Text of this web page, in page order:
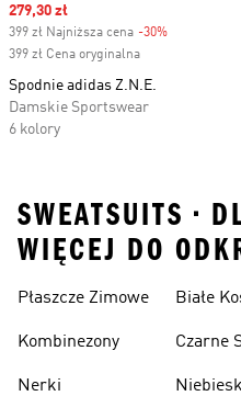
Sale price
279,30 zł
399 zł Najniższa cena -30%
399 zł Cena oryginalna
Spodnie adidas Z.N.E.
Damskie Sportswear
6 kolory
SWEATSUITS •
WIĘCEJ DO
Płaszcze Zimowe
Kombinezony
Nerki
Białe
Czarne